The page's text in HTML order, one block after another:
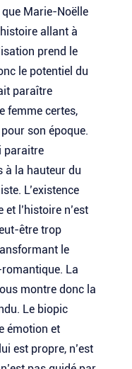
que Marie-Noëlle
allant à
prend le
le potentiel du
paraître
femme certes,
son époque.
paraitre
à la hauteur du
L’existence
l’histoire n’est
être trop
le
La
montre donc la
Le biopic
émotion et
est propre, n’est